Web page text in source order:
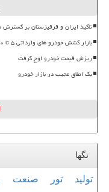
تأکید ایران و قرقیزستان بر گسترش
بازار کشش خودرو های وارداتی ۵ تا ۱۰ میلیارد تومانی را ندارد
ریزش قیمت خودرو اوج گرفت
بک اتفاق عجیب در بازار خودرو
تگها
تولید تور صنعت